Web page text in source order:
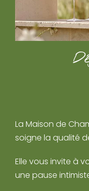
La Maison de
soigne la qualité
Elle vous invite à
une pause